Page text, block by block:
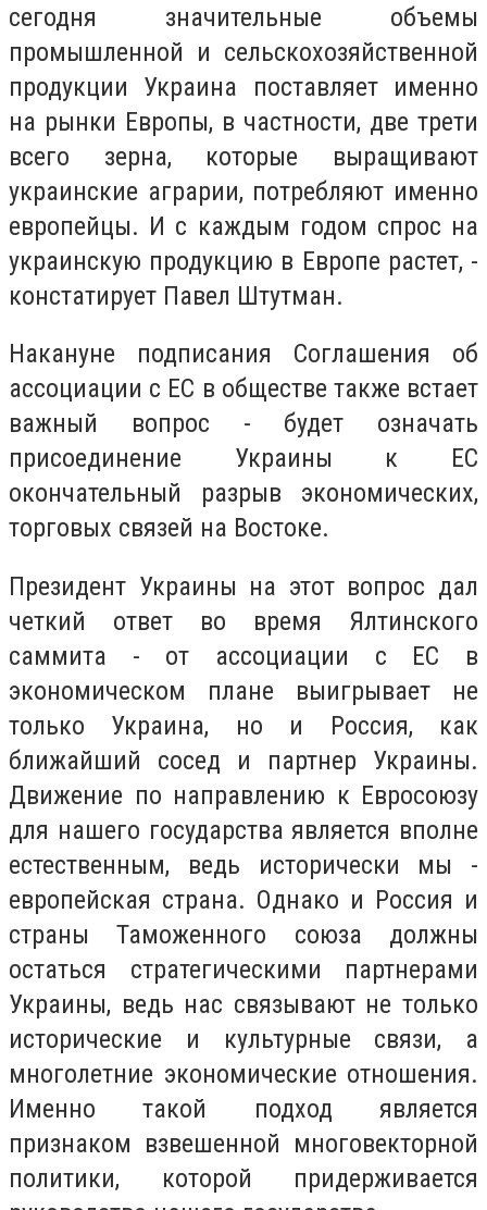
сегодня значительные объемы
промышленной и сельскохозяйственной
продукции Украина поставляет именно
на рынки Европы, в частности, две трети
всего зерна, которые выращивают
украинские аграрии, потребляют именно
европейцы. И с каждым годом спрос на
украинскую продукцию в Европе растет, -
констатирует Павел Штутман.
Накануне подписания Соглашения об
ассоциации с ЕС в обществе также встает
важный вопрос - будет означать
присоединение Украины к ЕС
окончательный разрыв экономических,
торговых связей на Востоке.
Президент Украины на этот вопрос дал
четкий ответ во время Ялтинского
саммита - от ассоциации с ЕС в
экономическом плане выигрывает не
только Украина, но и Россия, как
ближайший сосед и партнер Украины.
Движение по направлению к Евросоюзу
для нашего государства является вполне
естественным, ведь исторически мы -
европейская страна. Однако и Россия и
страны Таможенного союза должны
остаться стратегическими партнерами
Украины, ведь нас связывают не только
исторические и культурные связи, а
многолетние экономические отношения.
Именно такой подход является
признаком взвешенной многовекторной
политики, которой придерживается